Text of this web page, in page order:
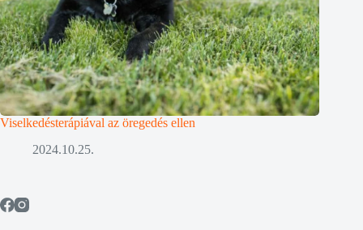
Viselkedésterápiával az öregedés ellen
2024.10.25.